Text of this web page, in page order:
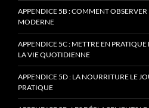
APPENDICE 5B : COMMENT OBSERVER
MODERNE
APPENDICE 5C : METTRE EN PRATIQUE
LA VIE QUOTIDIENNE
APPENDICE 5D : LA NOURRITURE LE
PRATIQUE